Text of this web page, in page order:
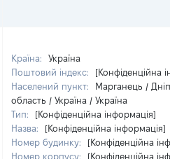
Країна:
Україна
Поштовий індекс:
[Конфіденційна
Населений пункт:
Марганець /
область / Україна / Україна
Тип:
[Конфіденційна інформація]
Назва:
[Конфіденційна інформація]
Номер будинку:
[Конфіденційна
Номер корпусу:
[Конфіденційна